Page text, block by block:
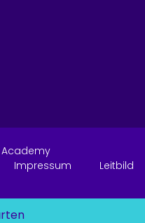
Impressum Leitbild